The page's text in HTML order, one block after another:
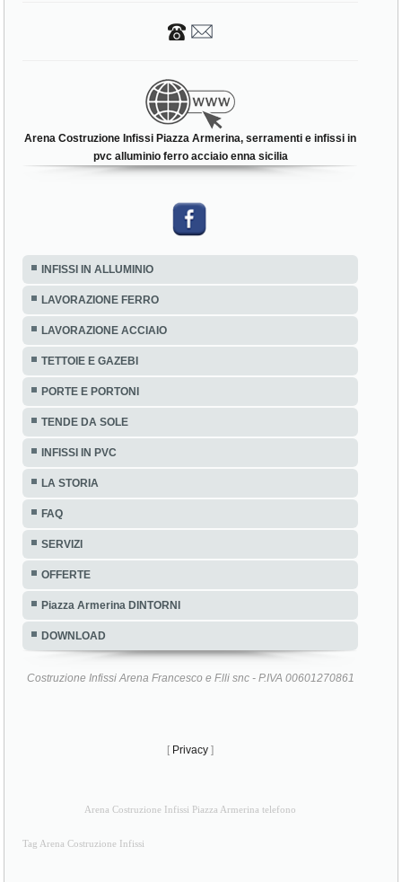
Arena Costruzione Infissi Piazza Armerina, serramenti e infissi in
pvc alluminio ferro acciaio enna sicilia
INFISSI IN ALLUMINIO
LAVORAZIONE FERRO
LAVORAZIONE ACCIAIO
TETTOIE E GAZEBI
PORTE E PORTONI
TENDE DA SOLE
INFISSI IN PVC
LA STORIA
FAQ
SERVIZI
OFFERTE
Piazza Armerina DINTORNI
DOWNLOAD
Costruzione Infissi Arena Francesco e F.lli snc - P.IVA 00601270861
[ Privacy ]
Arena Costruzione Infissi Piazza Armerina telefono
Tag Arena Costruzione Infissi